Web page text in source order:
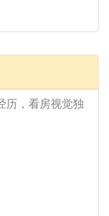
历，看房视觉独